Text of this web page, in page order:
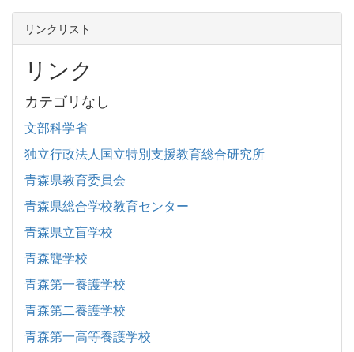
リンクリスト
リンク
カテゴリなし
文部科学省
独立行政法人国立特別支援教育総合研究所
青森県教育委員会
青森県総合学校教育センター
青森県立盲学校
青森聾学校
青森第一養護学校
青森第二養護学校
青森第一高等養護学校